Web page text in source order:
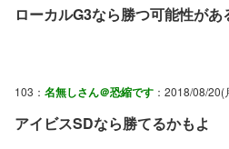
ローカルG3なら勝つ可能性があ
103： 名無しさん＠恐縮です ：2018/08/
アイビスSDなら勝てるかもよ